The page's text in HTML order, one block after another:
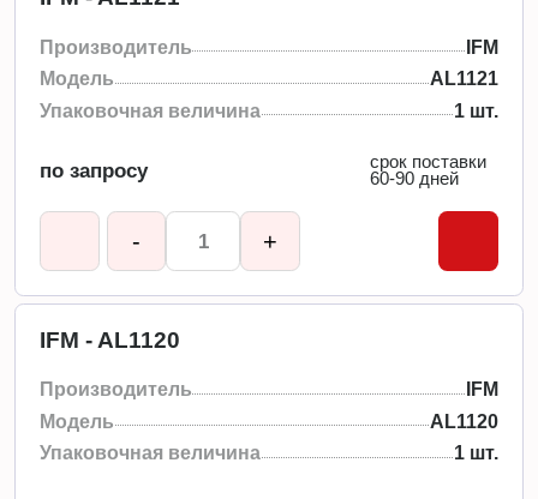
Производитель
IFM
Модель
AL1121
Упаковочная величина
1 шт.
по запросу
срок поставки
60-90 дней
- +
IFM - AL1120
Производитель
IFM
Модель
AL1120
Упаковочная величина
1 шт.